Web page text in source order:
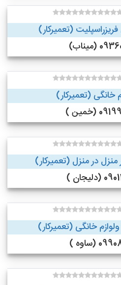
(تعمیرکار)
خانگی (تعمیرکار)
)
در منزل (تعمیرکار)
)
خانگی (تعمیرکار)
)